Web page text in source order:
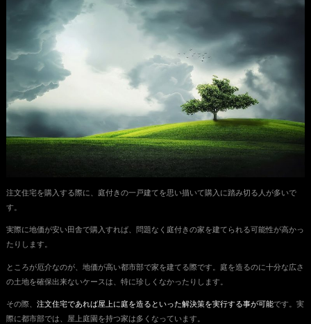
注文住宅を購入する際に、庭付きの一戸建てを思い描いて購入に踏み切る人が多いで
す。
実際に地価が安い田舎で購入すれば、問題なく庭付きの家を建てられる可能性が高かっ
たりします。
ところが厄介なのが、地価が高い都市部で家を建てる際です。庭を造るのに十分な広さ
の土地を確保出来ないケースは、特に珍しくなかったりします。
その際、 注文住宅であれば屋上に庭を造るといった解決策を実行する事が可能です。実
際に都市部では、屋上庭園を持つ家は多くなっています。